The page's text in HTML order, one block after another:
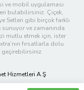
ve mobil uygulaması
bulabilirsiniz. Çiçek,
Setleri gibi birçok farklı
sunuyor ve zamanında
mutlu etmek için, ister
fırsatlarla dolu
geçirebilirsiniz.
Hizmetleri A.Ş